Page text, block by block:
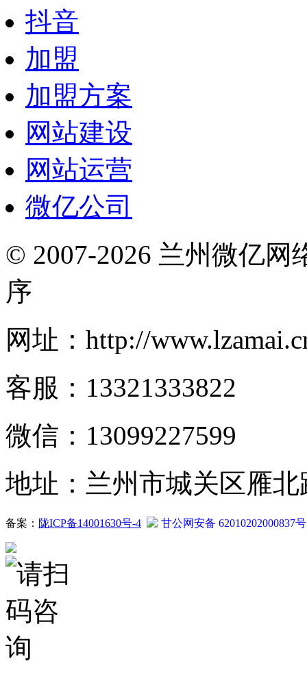
抖音
加盟
加盟方案
网站建设
网站运营
微亿公司
© 2007-2026 兰州微亿网
序
网址：http://
客服：13321333822
微信：13099227599
地址：兰州市城关区雁北
备案： 陇ICP备14001630号-4 甘公网安备 62010202000837号